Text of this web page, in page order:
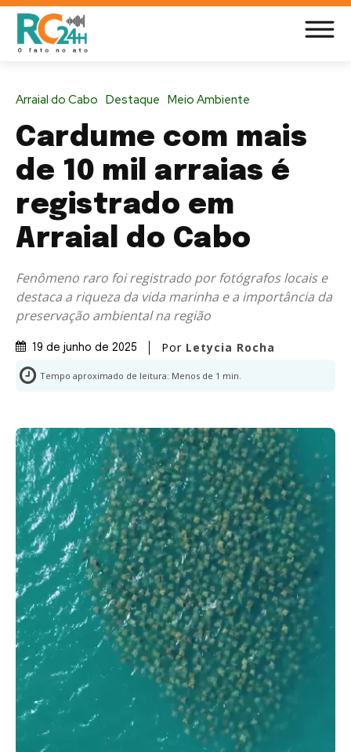
Arraial do Cabo Destaque Meio Ambiente
Cardume com mais
de 10 mil arraias é
registrado em
Arraial do Cabo
Fenômeno raro foi registrado por fotógrafos locais e
destaca a riqueza da vida marinha e a importância da
preservação ambiental na região
19 de junho de 2025 Por Letycia Rocha
Tempo aproximado de leitura: Menos de 1 min.